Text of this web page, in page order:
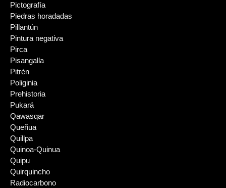
Pictografía
Piedras horadadas
Pillantún
Pintura negativa
Pirca
Pisangalla
Pitrén
Poliginia
Prehistoria
Pukará
Qawasqar
Queñua
Quillpa
Quinoa-Quinua
Quipu
Quirquincho
Radiocarbono